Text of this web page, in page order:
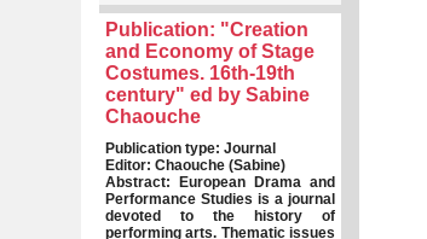
Publication: "Creation
and Economy of Stage
Costumes. 16th-19th
century" ed by Sabine
Chaouche
Publication type: Journal
Editor: Chaouche (Sabine)
Abstract: European Drama and
Performance Studies is a journal
devoted to the history of
performing arts. Thematic issues